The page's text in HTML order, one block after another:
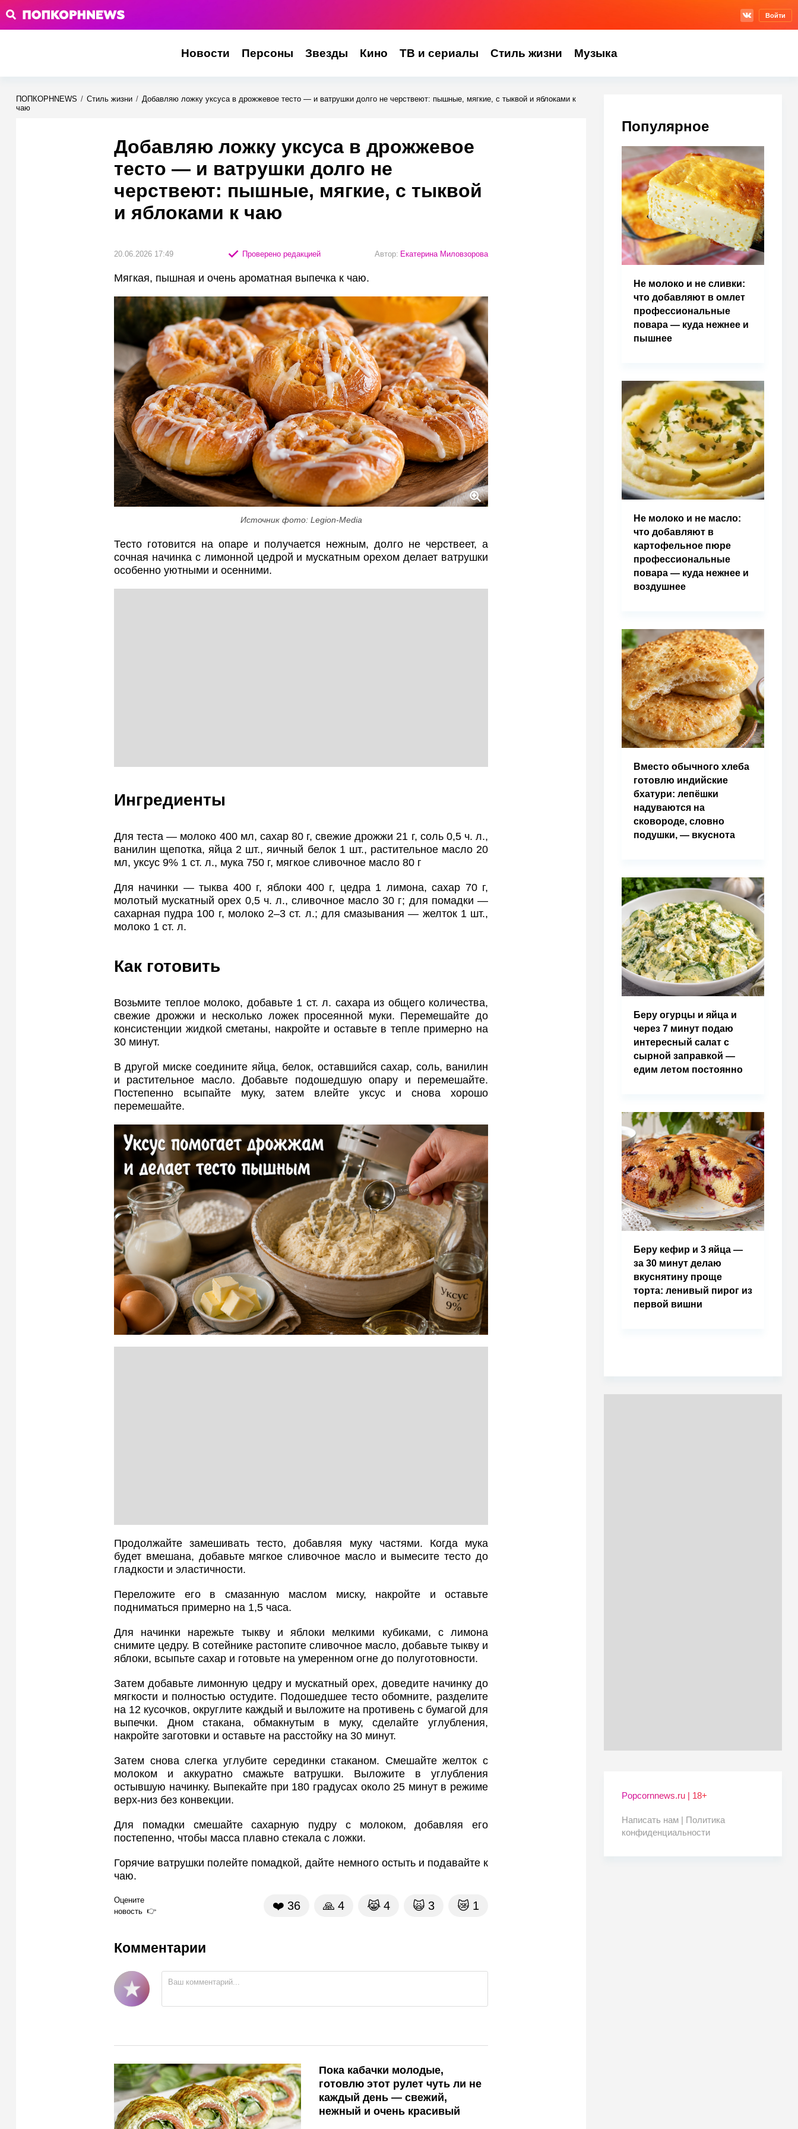
Войти
Новости Персоны Звезды Кино ТВ и сериалы Стиль жизни Музыка
ПОПКОРНNEWS / Стиль жизни / Добавляю ложку уксуса в дрожжевое тесто — и ватрушки долго не черствеют: пышные, мягкие, с тыквой и яблоками к
чаю
Добавляю ложку уксуса в дрожжевое
тесто — и ватрушки долго не
черствеют: пышные, мягкие, с тыквой
и яблоками к чаю
20.06.2026 17:49 Проверено редакцией Автор: Екатерина Миловзорова
Мягкая, пышная и очень ароматная выпечка к чаю.
Источник фото: Legion-Media
Тесто готовится на опаре и получается нежным, долго не черствеет, а
сочная начинка с лимонной цедрой и мускатным орехом делает ватрушки
особенно уютными и осенними.
Ингредиенты
Для теста — молоко 400 мл, сахар 80 г, свежие дрожжи 21 г, соль 0,5 ч. л.,
ванилин щепотка, яйца 2 шт., яичный белок 1 шт., растительное масло 20
мл, уксус 9% 1 ст. л., мука 750 г, мягкое сливочное масло 80 г
Для начинки — тыква 400 г, яблоки 400 г, цедра 1 лимона, сахар 70 г,
молотый мускатный орех 0,5 ч. л., сливочное масло 30 г; для помадки —
сахарная пудра 100 г, молоко 2–3 ст. л.; для смазывания — желток 1 шт.,
молоко 1 ст. л.
Как готовить
Возьмите теплое молоко, добавьте 1 ст. л. сахара из общего количества,
свежие дрожжи и несколько ложек просеянной муки. Перемешайте до
консистенции жидкой сметаны, накройте и оставьте в тепле примерно на
30 минут.
В другой миске соедините яйца, белок, оставшийся сахар, соль, ванилин
и растительное масло. Добавьте подошедшую опару и перемешайте.
Постепенно всыпайте муку, затем влейте уксус и снова хорошо
перемешайте.
Продолжайте замешивать тесто, добавляя муку частями. Когда мука
будет вмешана, добавьте мягкое сливочное масло и вымесите тесто до
гладкости и эластичности.
Переложите его в смазанную маслом миску, накройте и оставьте
подниматься примерно на 1,5 часа.
Для начинки нарежьте тыкву и яблоки мелкими кубиками, с лимона
снимите цедру. В сотейнике растопите сливочное масло, добавьте тыкву и
яблоки, всыпьте сахар и готовьте на умеренном огне до полуготовности.
Затем добавьте лимонную цедру и мускатный орех, доведите начинку до
мягкости и полностью остудите. Подошедшее тесто обомните, разделите
на 12 кусочков, округлите каждый и выложите на противень с бумагой для
выпечки. Дном стакана, обмакнутым в муку, сделайте углубления,
накройте заготовки и оставьте на расстойку на 30 минут.
Затем снова слегка углубите серединки стаканом. Смешайте желток с
молоком и аккуратно смажьте ватрушки. Выложите в углубления
остывшую начинку. Выпекайте при 180 градусах около 25 минут в режиме
верх-низ без конвекции.
Для помадки смешайте сахарную пудру с молоком, добавляя его
постепенно, чтобы масса плавно стекала с ложки.
Горячие ватрушки полейте помадкой, дайте немного остыть и подавайте к
чаю.
Оцените
новость
❤️ 36 🙏 4 😹 4 🙀 3 😿 1
Комментарии
Пока кабачки молодые,
готовлю этот рулет чуть ли не
каждый день — свежий,
нежный и очень красивый
Популярное
Не молоко и не сливки:
что добавляют в омлет
профессиональные
повара — куда нежнее и
пышнее
Не молоко и не масло:
что добавляют в
картофельное пюре
профессиональные
повара — куда нежнее и
воздушнее
Вместо обычного хлеба
готовлю индийские
бхатури: лепёшки
надуваются на
сковороде, словно
подушки, — вкуснота
Беру огурцы и яйца и
через 7 минут подаю
интересный салат с
сырной заправкой —
едим летом постоянно
Беру кефир и 3 яйца —
за 30 минут делаю
вкуснятину проще
торта: ленивый пирог из
первой вишни
Popcornnews.ru | 18+
Написать нам | Политика
конфиденциальности